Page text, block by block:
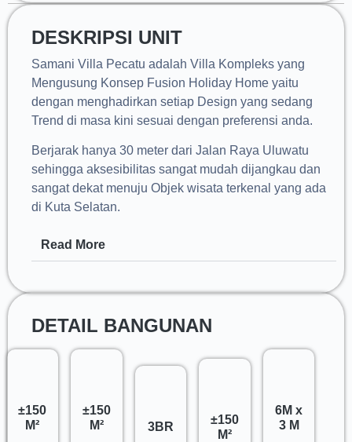
DESKRIPSI UNIT
Samani Villa Pecatu adalah Villa Kompleks yang
Mengusung Konsep Fusion Holiday Home yaitu
dengan menghadirkan setiap Design yang sedang
Trend di masa kini sesuai dengan preferensi anda.
Berjarak hanya 30 meter dari Jalan Raya Uluwatu
sehingga aksesibilitas sangat mudah dijangkau dan
sangat dekat menuju Objek wisata terkenal yang ada
di Kuta Selatan.
Read More
DETAIL BANGUNAN
±150
M²
±150
M²
3BR
±150
M²
6M x
3 M